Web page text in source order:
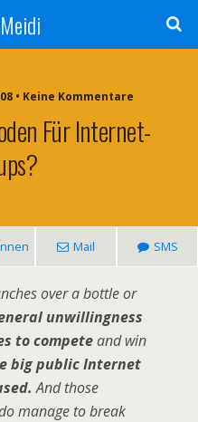
• Keine Kommentare
Für Internet-
Mail SMS
over a bottle or
unwillingness
to competeand win
big public Internet
And those
manage to break